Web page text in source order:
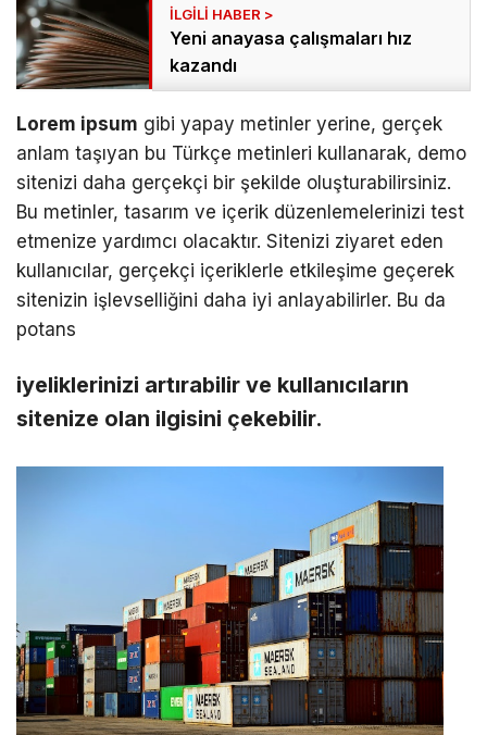
Yeni anayasa çalışmaları hız
kazandı
Lorem ipsum gibi yapay metinler yerine, gerçek
anlam taşıyan bu Türkçe metinleri kullanarak, demo
sitenizi daha gerçekçi bir şekilde oluşturabilirsiniz.
Bu metinler, tasarım ve içerik düzenlemelerinizi test
etmenize yardımcı olacaktır. Sitenizi ziyaret eden
kullanıcılar, gerçekçi içeriklerle etkileşime geçerek
sitenizin işlevselliğini daha iyi anlayabilirler. Bu da
potans
iyeliklerinizi artırabilir ve kullanıcıların
sitenize olan ilgisini çekebilir.